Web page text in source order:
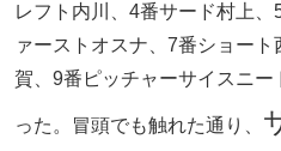
レフト内川、4番サード村上
ァーストオスナ、7番ショー
賀、9番ピッチャーサイスニ
った。冒頭でも触れた通り、